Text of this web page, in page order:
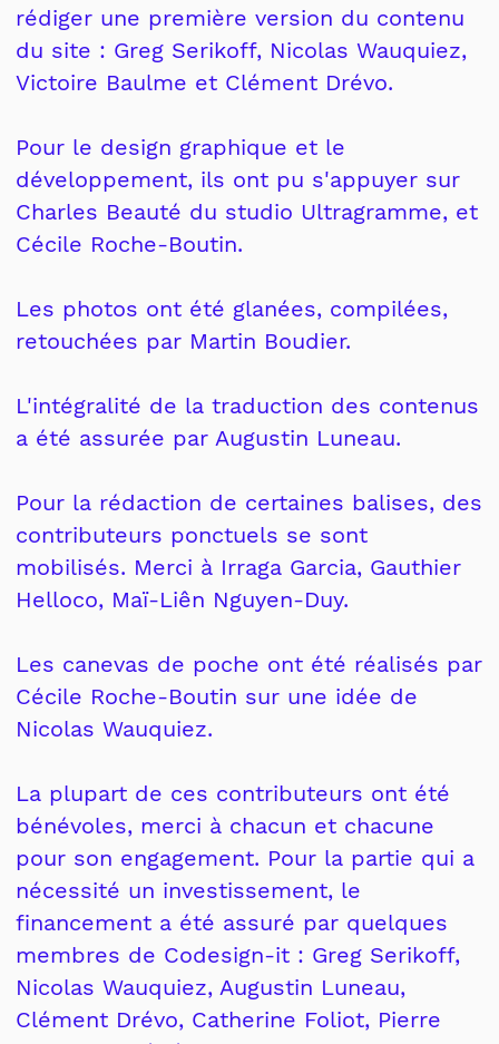
rédiger une première version du contenu
du site : Greg Serikoff, Nicolas Wauquiez,
Victoire Baulme et Clément Drévo.
Pour le design graphique et le
développement, ils ont pu s'appuyer sur
Charles Beauté du studio Ultragramme, et
Cécile Roche-Boutin.
Les photos ont été glanées, compilées,
retouchées par Martin Boudier.
L'intégralité de la traduction des contenus
a été assurée par Augustin Luneau.
Pour la rédaction de certaines balises, des
contributeurs ponctuels se sont
mobilisés. Merci à Irraga Garcia, Gauthier
Helloco, Maï-Liên Nguyen-Duy.
Les canevas de poche ont été réalisés par
Cécile Roche-Boutin sur une idée de
Nicolas Wauquiez.
La plupart de ces contributeurs ont été
bénévoles, merci à chacun et chacune
pour son engagement. Pour la partie qui a
nécessité un investissement, le
financement a été assuré par quelques
membres de Codesign-it : Greg Serikoff,
Nicolas Wauquiez, Augustin Luneau,
Clément Drévo, Catherine Foliot, Pierre